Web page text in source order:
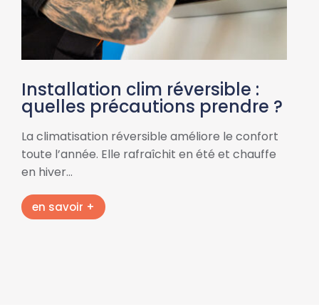
Installation clim réversible :
quelles précautions prendre ?
La climatisation réversible améliore le confort
toute l’année. Elle rafraîchit en été et chauffe
en hiver…
en savoir +